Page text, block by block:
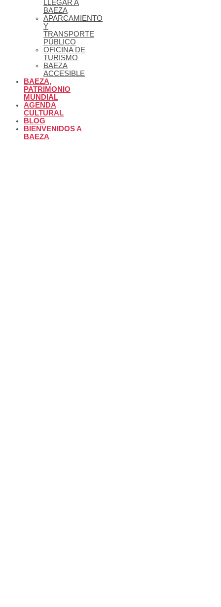
LLEGAR A
BAEZA
APARCAMIENTO
Y
TRANSPORTE
PÚBLICO
OFICINA DE
TURISMO
BAEZA
ACCESIBLE
BAEZA,
PATRIMONIO
MUNDIAL
AGENDA
CULTURAL
BLOG
BIENVENIDOS A
BAEZA